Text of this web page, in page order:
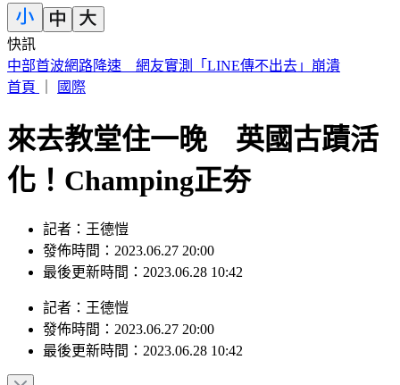
快訊
中部首波網路降速 網友實測「LINE傳不出去」崩潰
首頁
國際
來去教堂住一晚 英國古蹟活
化！Champing正夯
記者：王德愷
發佈時間：2023.06.27 20:00
最後更新時間：2023.06.28 10:42
記者 ： 王德愷
發佈時間： 2023.06.27 20:00
最後更新時間： 2023.06.28 10:42